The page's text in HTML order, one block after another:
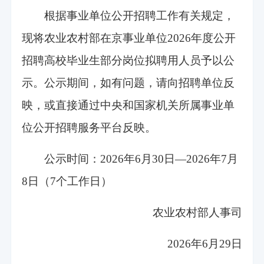
根据事业单位公开招聘工作有关规定，
现将农业农村部在京事业单位2026年度公开
招聘高校毕业生部分岗位拟聘用人员予以公
示。公示期间，如有问题，请向招聘单位反
映，或直接通过中央和国家机关所属事业单
位公开招聘服务平台反映。
公示时间：2026年6月30日—2026年7月
8日（7个工作日）
农业农村部人事司
2026年6月29日